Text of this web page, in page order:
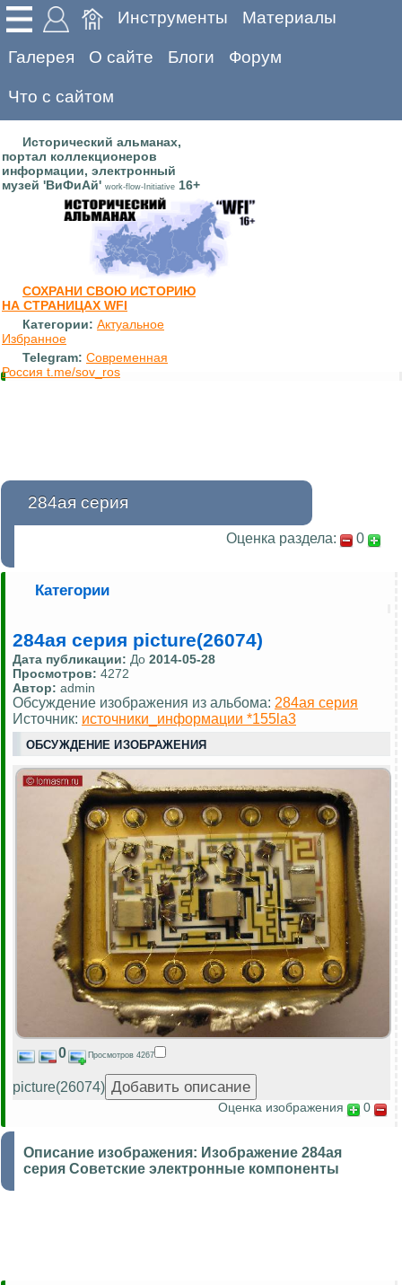
Инструменты Материалы
Галерея О сайте Блоги Форум
Что с сайтом
Исторический альманах,
портал коллекционеров
информации, электронный
музей 'ВиФиАй' work-flow-Initiative 16+
СОХРАНИ СВОЮ ИСТОРИЮ
НА СТРАНИЦАХ WFI
Категории: Актуальное
Избранное
Telegram: Современная
Россия t.me/sov_ros
284ая серия
Оценка раздела: 0
Категории
284ая серия picture(26074)
Дата публикации: До 2014-05-28
Просмотров: 4272
Автор: admin
Обсуждение изображения из альбома: 284ая серия
Источник: источники_информации *155la3
ОБСУЖДЕНИЕ ИЗОБРАЖЕНИЯ
0 Просмотров 4267
picture(26074)
Оценка изображения 0
Описание изображения: Изображение 284ая
серия Советские электронные компоненты